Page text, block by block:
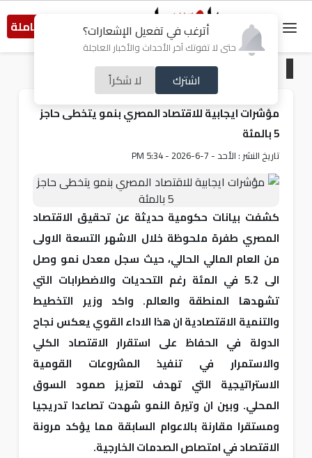
أترغب في تفعيل الإشعارات؟
حتى لا تفوتك آخر الأحداث والأخبار العاجلة
اشترك لا شكراً
النسخة الكاملة
اقتصاد
مؤشرات ايجابية للاقتصاد المصري بنمو يتخطى حاجز
5 بالمئة
تاريخ النشر : الأحد - 7-6-2026 - 5:34 PM
كشفت بيانات حكومية حديثة عن تحقيق الاقتصاد
المصري طفرة ملحوظة خلال الاشهر التسعة الاولى
من العام المالي الحالي، حيث سجل معدل نمو وصل
الى 5.2 في المئة رغم التحديات والاضطرابات التي
تشهدها المنطقة والعالم. واكد وزير التخطيط
والتنمية الاقتصادية ان هذا الاداء القوي يعكس نجاح
الدولة في الحفاظ على استقرار الاقتصاد الكلي
والاستمرار في تنفيذ المشروعات القومية
الاستراتيجية التي تهدف لتعزيز صمود السوق
المحلي. وبين ان وتيرة النمو شهدت تصاعدا تدريجيا
ومستقرا مقارنة بالاعوام السابقة مما يؤكد مرونة
الاقتصاد في امتصاص الصدمات الخارجية.